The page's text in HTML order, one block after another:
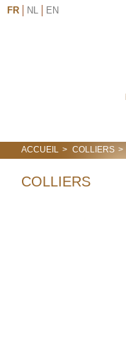
FR NL EN
ACCUEIL COLLIERS
COLLIERS